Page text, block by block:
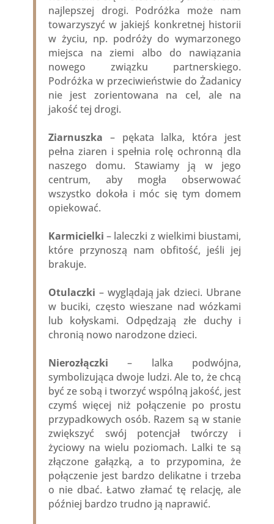
najlepszej drogi. Podróżka może nam
towarzyszyć w jakiejś konkretnej historii
w życiu, np. podróży do wymarzonego
miejsca na ziemi albo do nawiązania
nowego związku partnerskiego.
Podróżka w przeciwieństwie do Żadanicy
nie jest zorientowana na cel, ale na
jakość tej drogi.
Ziarnuszka – pękata lalka, która jest
pełna ziaren i spełnia rolę ochronną dla
naszego domu. Stawiamy ją w jego
centrum, aby mogła obserwować
wszystko dokoła i móc się tym domem
opiekować.
Karmicielki – laleczki z wielkimi biustami,
które przynoszą nam obfitość, jeśli jej
brakuje.
Otulaczki – wyglądają jak dzieci. Ubrane
w buciki, często wieszane nad wózkami
lub kołyskami. Odpędzają złe duchy i
chronią nowo narodzone dzieci.
Nierozłączki – lalka podwójna,
symbolizująca dwoje ludzi. Ale to, że chcą
być ze sobą i tworzyć wspólną jakość, jest
czymś więcej niż połączenie po prostu
przypadkowych osób. Razem są w stanie
zwiększyć swój potencjał twórczy i
życiowy na wielu poziomach. Lalki te są
złączone gałązką, a to przypomina, że
połączenie jest bardzo delikatne i trzeba
o nie dbać. Łatwo złamać tę relację, ale
później bardzo trudno ją naprawić.